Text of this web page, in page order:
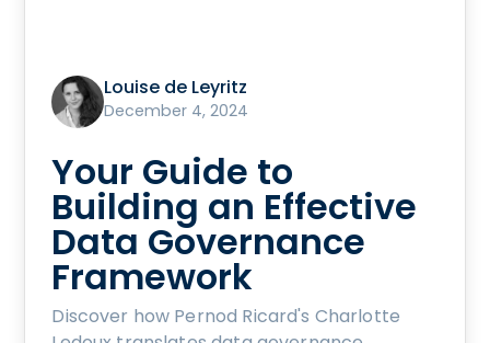
Louise de Leyritz
December 4, 2024
Your Guide to
Building an Effective
Data Governance
Framework
Discover how Pernod Ricard's Charlotte